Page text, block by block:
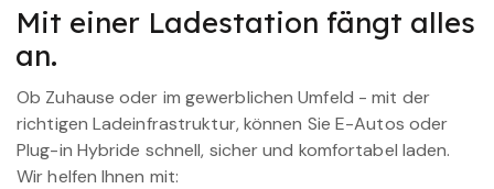
Mit einer Ladestation fängt alles
an.
Ob Zuhause oder im gewerblichen Umfeld - mit der
richtigen Ladeinfrastruktur, können Sie E-Autos oder
Plug-in Hybride schnell, sicher und komfortabel laden.
Wir helfen Ihnen mit: